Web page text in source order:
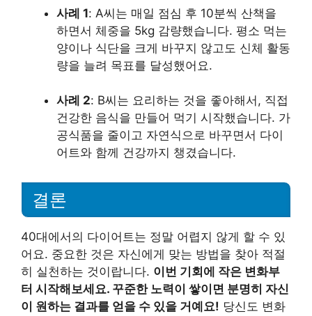
사례 1: A씨는 매일 점심 후 10분씩 산책을
하면서 체중을 5kg 감량했습니다. 평소 먹는
양이나 식단을 크게 바꾸지 않고도 신체 활동
량을 늘려 목표를 달성했어요.
사례 2: B씨는 요리하는 것을 좋아해서, 직접
건강한 음식을 만들어 먹기 시작했습니다. 가
공식품을 줄이고 자연식으로 바꾸면서 다이
어트와 함께 건강까지 챙겼습니다.
결론
40대에서의 다이어트는 정말 어렵지 않게 할 수 있
어요. 중요한 것은 자신에게 맞는 방법을 찾아 적절
히 실천하는 것이랍니다. 이번 기회에 작은 변화부
터 시작해보세요. 꾸준한 노력이 쌓이면 분명히 자신
이 원하는 결과를 얻을 수 있을 거예요! 당신도 변화